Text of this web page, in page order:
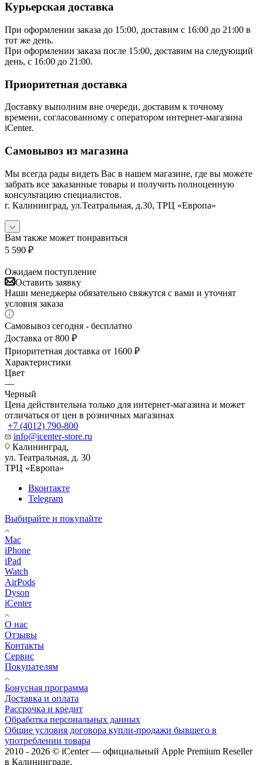
Курьерская доставка
При оформлении заказа до 15:00, доставим с 16:00 до 21:00 в
тот же день.
При оформлении заказа после 15:00, доставим на следующий
день, с 16:00 до 21:00.
Приоритетная доставка
Доставку выполним вне очереди, доставим к точному
времени, согласованному с оператором интернет-магазина
iCenter.
Самовывоз из магазина
Мы всегда рады видеть Вас в нашем магазине, где вы можете
забрать все заказанные товары и получить полноценную
консультацию специалистов.
г. Калининград, ул.Театральная, д.30, ТРЦ «Европа»
Вам также может понравиться
5 590 ₽
Ожидаем поступление
Оставить заявку
Наши менеджеры обязательно свяжутся с вами и уточнят
условия заказа
Самовывоз сегодня - бесплатно
Доставка от 800 ₽
Приоритетная доставка от 1600 ₽
Характеристики
Цвет
—
Черный
Цена действительна только для интернет-магазина и может
отличаться от цен в розничных магазинах
+7 (4012) 790-800
info@icenter-store.ru
Калининград,
ул. Театральная, д. 30
ТРЦ «Европа»
Вконтакте
Telegram
Выбирайте и покупайте
Mac
iPhone
iPad
Watch
AirPods
Dyson
iCenter
О нас
Отзывы
Контакты
Сервис
Покупателям
Бонусная программа
Доставка и оплата
Рассрочка и кредит
Обработка персональных данных
Общие условия договора купли-продажи бывшего в
употреблении товара
2010 - 2026 © iCenter — официальный Apple Premium Reseller
в Калининграде.